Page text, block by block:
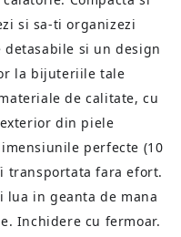
si sa-ti organizezi
si un design
la bijuteriile tale
de calitate, cu
din piele
perfecte (10
transportata fara efort.
lua in geanta de mana
Inchidere cu fermoar.